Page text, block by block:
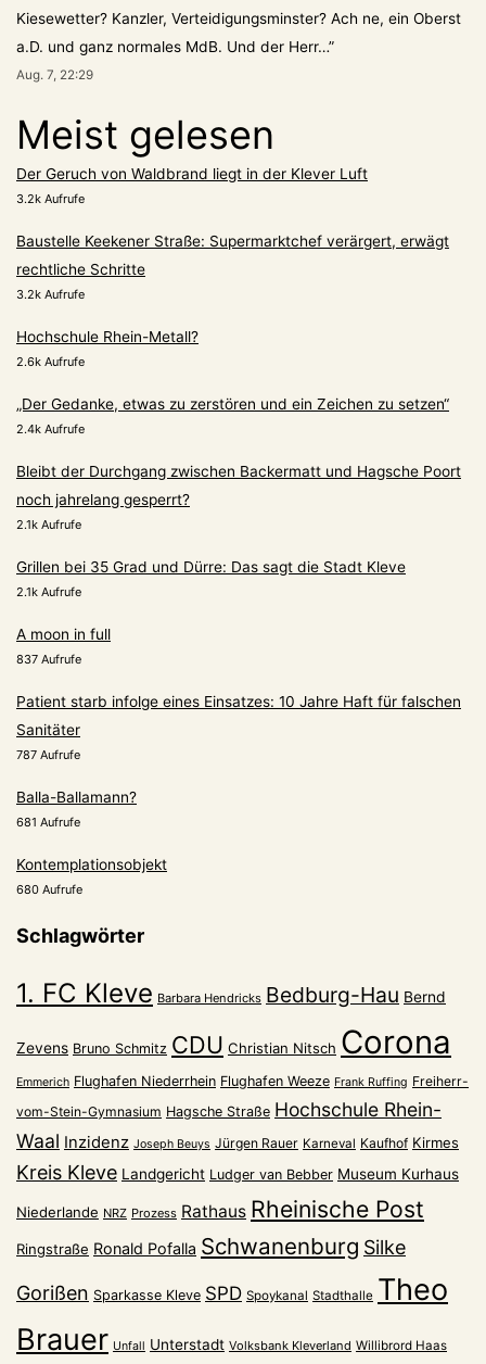
Kiesewetter? Kanzler, Verteidigungsminster? Ach ne, ein Oberst
a.D. und ganz normales MdB. Und der Herr…”
Aug. 7, 22:29
Meist gelesen
Der Geruch von Waldbrand liegt in der Klever Luft
3.2k Aufrufe
Baustelle Keekener Straße: Supermarktchef verärgert, erwägt
rechtliche Schritte
3.2k Aufrufe
Hochschule Rhein-Metall?
2.6k Aufrufe
„Der Gedanke, etwas zu zerstören und ein Zeichen zu setzen“
2.4k Aufrufe
Bleibt der Durchgang zwischen Backermatt und Hagsche Poort
noch jahrelang gesperrt?
2.1k Aufrufe
Grillen bei 35 Grad und Dürre: Das sagt die Stadt Kleve
2.1k Aufrufe
A moon in full
837 Aufrufe
Patient starb infolge eines Einsatzes: 10 Jahre Haft für falschen
Sanitäter
787 Aufrufe
Balla-Ballamann?
681 Aufrufe
Kontemplationsobjekt
680 Aufrufe
Schlagwörter
1. FC Kleve Barbara Hendricks Bedburg-Hau Bernd
Zevens Bruno Schmitz CDU Christian Nitsch Corona
Emmerich Flughafen Niederrhein Flughafen Weeze Frank Ruffing Freiherr-
vom-Stein-Gymnasium Hagsche Straße Hochschule Rhein-
Waal Inzidenz Joseph Beuys Jürgen Rauer Karneval Kaufhof Kirmes
Kreis Kleve Landgericht Ludger van Bebber Museum Kurhaus
Niederlande NRZ Prozess Rathaus Rheinische Post
Ringstraße Ronald Pofalla Schwanenburg Silke
Gorißen Sparkasse Kleve SPD Spoykanal Stadthalle Theo
Brauer Unfall Unterstadt Volksbank Kleverland Willibrord Haas